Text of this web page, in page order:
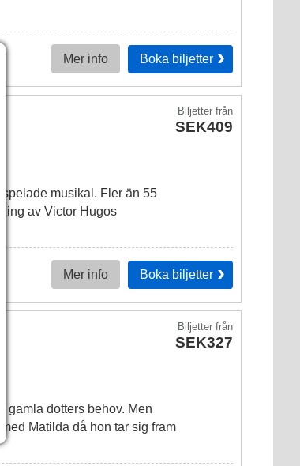
Mer info Boka biljetter
Biljetterfrån
SEK409
spelade musikal. Fler än 55
av Victor Hugos
Mer info Boka biljetter
Biljetterfrån
SEK327
gamla dotters behov. Men
Matilda då hon tar sig fram